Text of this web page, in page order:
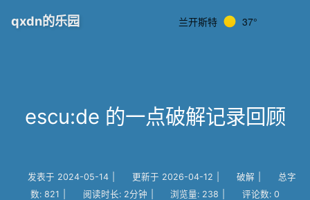
qxdn的乐园 兰开斯特 37°
escu:de 的一点破解记录回顾
发表于 2024-05-14 更新于 2026-04-12 破解
总字
数: 821 阅读时长: 2分钟 浏览量: 238 评论数: 0